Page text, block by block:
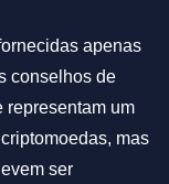
apenas
conselhos de
representam um
mas
ser